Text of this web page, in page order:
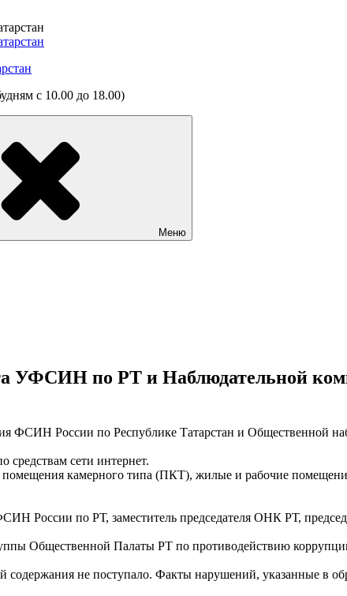
с 10.00 до 18.00)
Меню
УФСИН по РТ и Наблюдательной
ФСИН России по Республике Татарстан и Общественной
средствам сети интернет.
камерного типа (ПКТ), жилые и рабочие
России по РТ, заместитель председателя ОНК РТ,
Общественной Палаты РТ по противодействию
содержания не поступало. Факты нарушений, указанные в